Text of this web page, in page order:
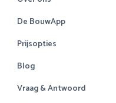
De BouwApp
Prijsopties
Blog
Vraag & Antwoord